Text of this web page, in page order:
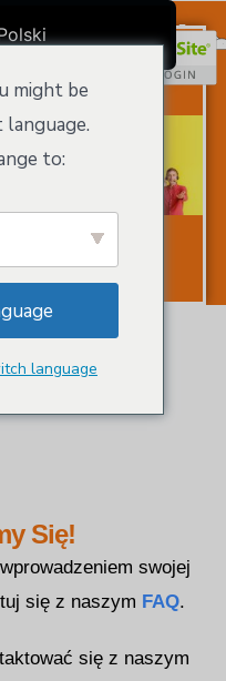
Z Nami
Się!
swojej
się z naszym FAQ.
się z naszym
might be
language.
to:
language
Suomi
Indonesia
Norsk bokmål
Português